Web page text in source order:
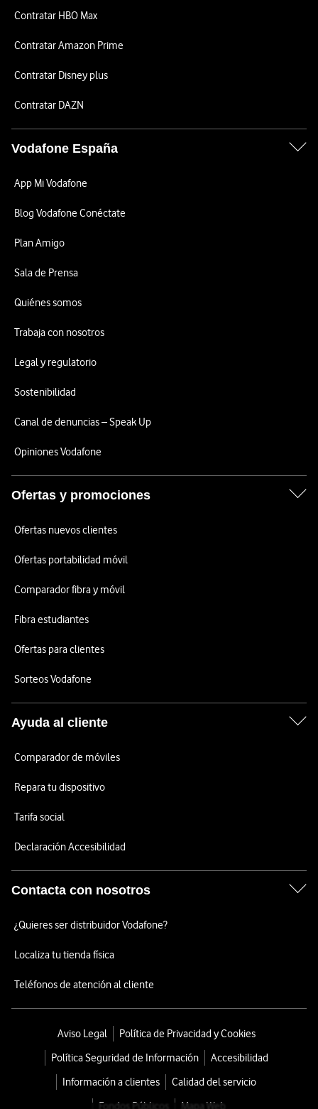
Contratar HBO Max
Contratar Amazon Prime
Contratar Disney plus
Contratar DAZN
Vodafone España
App Mi Vodafone
Blog Vodafone Conéctate
Plan Amigo
Sala de Prensa
Quiénes somos
Trabaja con nosotros
Legal y regulatorio
Sostenibilidad
Canal de denuncias – Speak Up
Opiniones Vodafone
Ofertas y promociones
Ofertas nuevos clientes
Ofertas portabilidad móvil
Comparador fibra y móvil
Fibra estudiantes
Ofertas para clientes
Sorteos Vodafone
Ayuda al cliente
Comparador de móviles
Repara tu dispositivo
Tarifa social
Declaración Accesibilidad
Contacta con nosotros
¿Quieres ser distribuidor Vodafone?
Localiza tu tienda física
Teléfonos de atención al cliente
Aviso Legal
Política de Privacidad y Cookies
Política Seguridad de Información
Accesibilidad
Información a clientes
Calidad del servicio
Fondos Públicos
Mapa Web